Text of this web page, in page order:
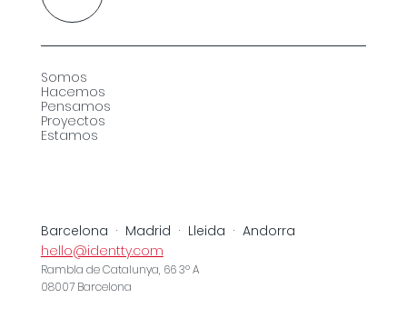
Barcelona · Madrid · Lleida · Andorra
hello@identty.com
Rambla de Catalunya, 66 3º A
08007 Barcelona
Somos
Hacemos
Pensamos
Proyectos
Estamos